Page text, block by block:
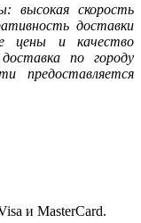
высокая скорость
доставки
цены и качество
по городу
предоставляется
и MasterCard.